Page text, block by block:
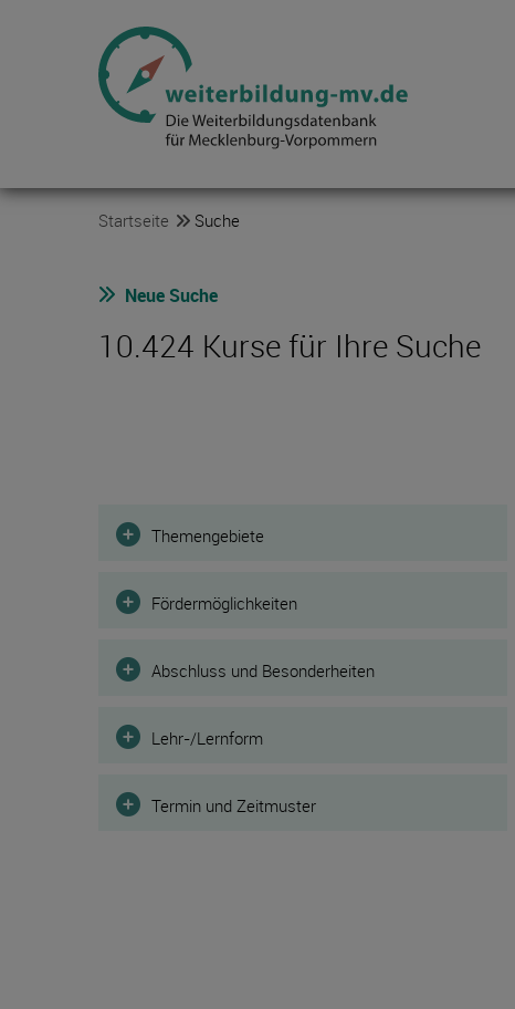
Startseite Suche
Neue Suche
10.424 Kurse für Ihre Suche
Filter
Themengebiete
Fördermöglichkeiten
Abschluss und Besonderheiten
Lehr-/Lernform
Termin und Zeitmuster